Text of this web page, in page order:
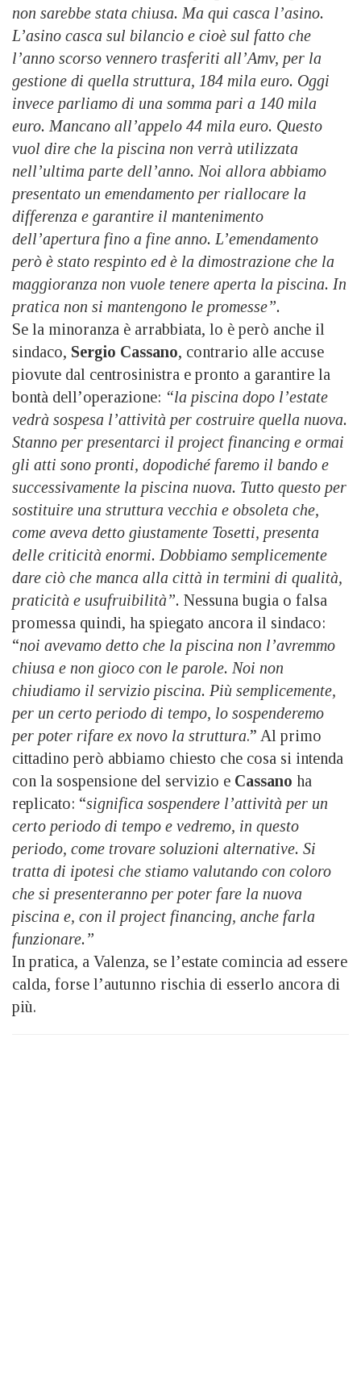
non sarebbe stata chiusa. Ma qui casca l’asino.
L’asino casca sul bilancio e cioè sul fatto che
l’anno scorso vennero trasferiti all’Amv, per la
gestione di quella struttura, 184 mila euro. Oggi
invece parliamo di una somma pari a 140 mila
euro. Mancano all’appelo 44 mila euro. Questo
vuol dire che la piscina non verrà utilizzata
nell’ultima parte dell’anno. Noi allora abbiamo
presentato un emendamento per riallocare la
differenza e garantire il mantenimento
dell’apertura fino a fine anno. L’emendamento
però è stato respinto ed è la dimostrazione che la
maggioranza non vuole tenere aperta la piscina. In
pratica non si mantengono le promesse”.
Se la minoranza è arrabbiata, lo è però anche il
sindaco, Sergio Cassano, contrario alle accuse
piovute dal centrosinistra e pronto a garantire la
bontà dell’operazione: “la piscina dopo l’estate
vedrà sospesa l’attività per costruire quella nuova.
Stanno per presentarci il project financing e ormai
gli atti sono pronti, dopodiché faremo il bando e
successivamente la piscina nuova. Tutto questo per
sostituire una struttura vecchia e obsoleta che,
come aveva detto giustamente Tosetti, presenta
delle criticità enormi. Dobbiamo semplicemente
dare ciò che manca alla città in termini di qualità,
praticità e usufruibilità”. Nessuna bugia o falsa
promessa quindi, ha spiegato ancora il sindaco:
“noi avevamo detto che la piscina non l’avremmo
chiusa e non gioco con le parole. Noi non
chiudiamo il servizio piscina. Più semplicemente,
per un certo periodo di tempo, lo sospenderemo
per poter rifare ex novo la struttura.” Al primo
cittadino però abbiamo chiesto che cosa si intenda
con la sospensione del servizio e Cassano ha
replicato: “significa sospendere l’attività per un
certo periodo di tempo e vedremo, in questo
periodo, come trovare soluzioni alternative. Si
tratta di ipotesi che stiamo valutando con coloro
che si presenteranno per poter fare la nuova
piscina e, con il project financing, anche farla
funzionare.”
In pratica, a Valenza, se l’estate comincia ad essere
calda, forse l’autunno rischia di esserlo ancora di
più.